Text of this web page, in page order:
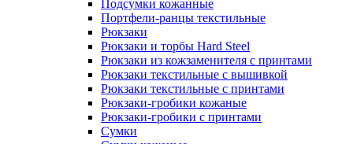
Подсумки кожанные
Портфели-ранцы текстильные
Рюкзаки
Рюкзаки и торбы Hard Steel
Рюкзаки из кожзаменителя с принтами
Рюкзаки текстильные с вышивкой
Рюкзаки текстильные с принтами
Рюкзаки-гробики кожаные
Рюкзаки-гробики с принтами
Сумки